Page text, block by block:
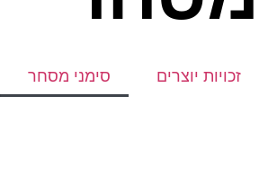
זכויות יוצרים סימני מסחר